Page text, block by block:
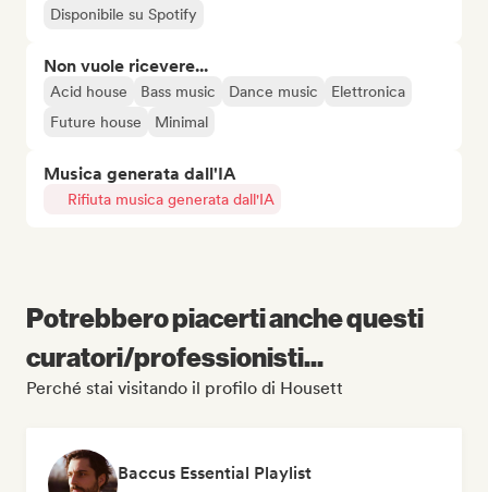
Disponibile su Spotify
Non vuole ricevere...
Acid house Bass music Dance music
Elettronica
Future house
Minimal
Musica generata dall'IA
Rifiuta musica generata dall'IA
Potrebbero piacerti anche questi
curatori/professionisti...
Perché stai visitando il profilo di Housett
Baccus Essential Playlist